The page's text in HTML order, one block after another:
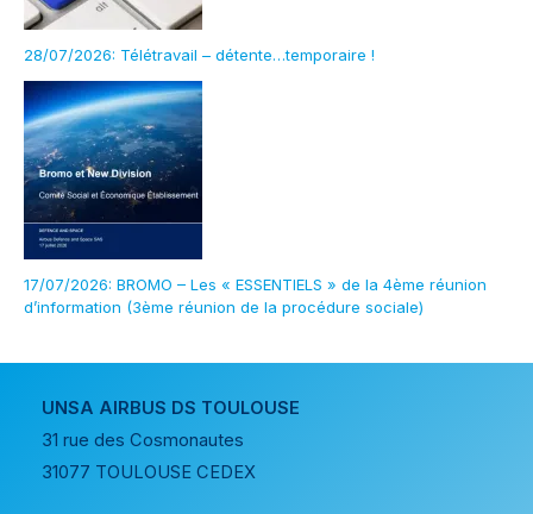
28/07/2026: Télétravail – détente…temporaire !
17/07/2026: BROMO – Les « ESSENTIELS » de la 4ème réunion
d’information (3ème réunion de la procédure sociale)
UNSA AIRBUS DS TOULOUSE
31 rue des Cosmonautes
31077 TOULOUSE CEDEX